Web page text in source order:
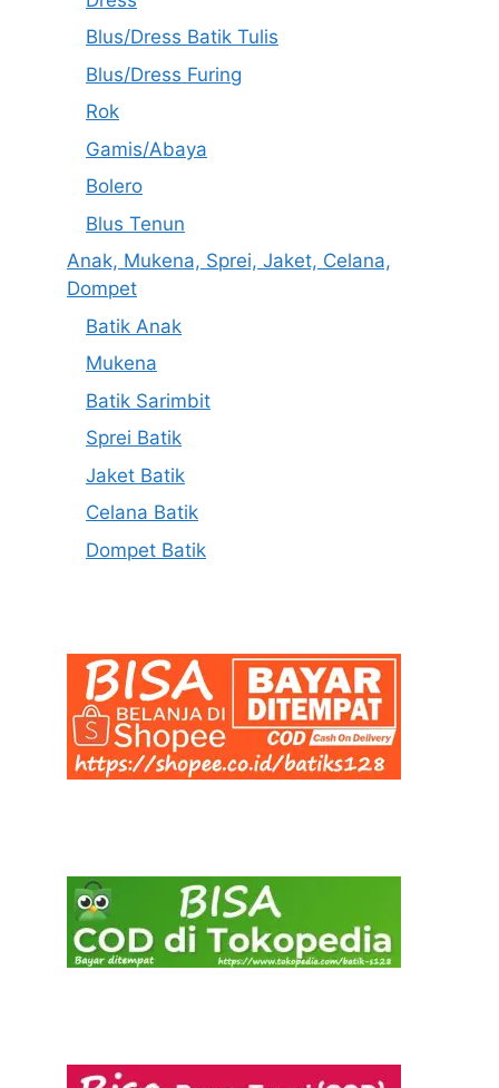
Blus/Dress Batik Tulis
Blus/Dress Furing
Rok
Gamis/Abaya
Bolero
Blus Tenun
Anak, Mukena, Sprei, Jaket, Celana,
Dompet
Batik Anak
Mukena
Batik Sarimbit
Sprei Batik
Jaket Batik
Celana Batik
Dompet Batik